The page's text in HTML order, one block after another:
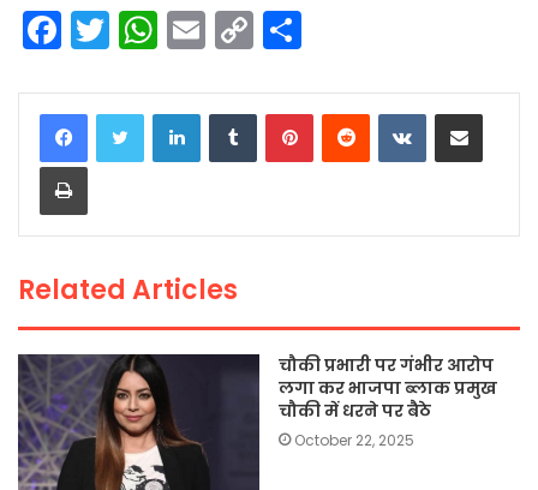
F
a
c
e
b
o
k
T
w
itt
er
W
h
a
ts
p
E
m
ai
C
o
p
n
ar
LinkedInTumblrPinterestReddit VKontakteShare via Email
Print
Related Articles
चौकी प्रभारी पर गंभीर आरोप
लगा कर भाजपा ब्लाक प्रमुख
चौकी में धरने पर बैठे
October 22, 2025